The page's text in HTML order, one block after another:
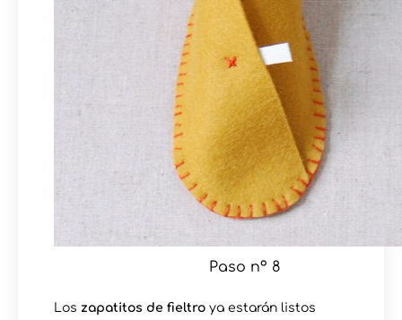
Paso nº 8
Los zapatitos de fieltro ya estarán listos